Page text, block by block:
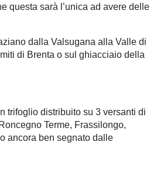
questa sarà l’unica ad avere delle
dalla Valsugana alla Valle di
di Brenta o sul ghiacciaio della
trifoglio distribuito su 3 versanti di
Terme, Frassilongo,
ancora ben segnato dalle